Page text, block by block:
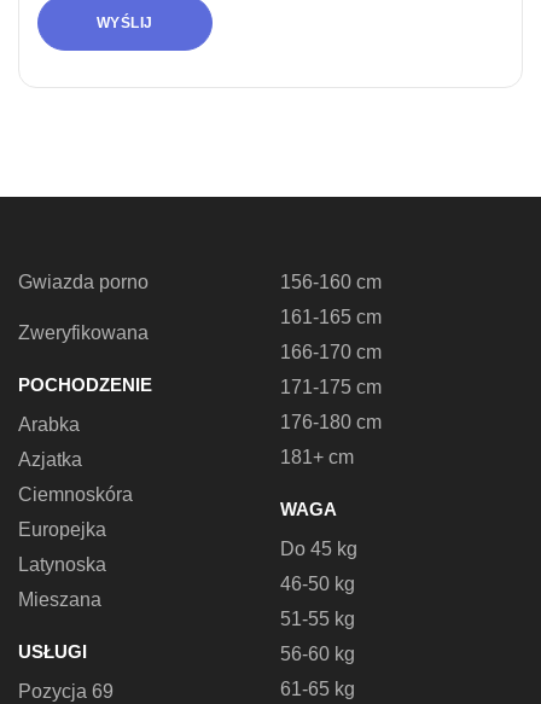
Gwiazda porno
Zweryfikowana
POCHODZENIE
Arabka
Azjatka
Ciemnoskóra
Europejka
Latynoska
Mieszana
USŁUGI
Pozycja 69
156-160 cm
161-165 cm
166-170 cm
171-175 cm
176-180 cm
181+ cm
WAGA
Do 45 kg
46-50 kg
51-55 kg
56-60 kg
61-65 kg